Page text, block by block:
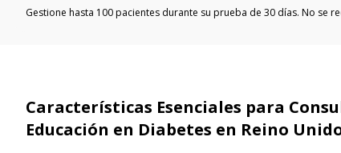
Gestione hasta 100 pacientes durante su prueba de 30 días. No se
Características Esenciales para
Educación en Diabetes en Reino